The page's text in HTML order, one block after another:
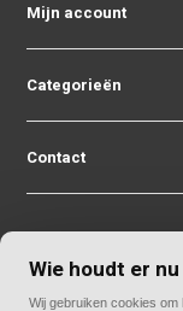
Mijn account
Categorieën
Contact
Wie houdt er
Wij gebruiken cookies